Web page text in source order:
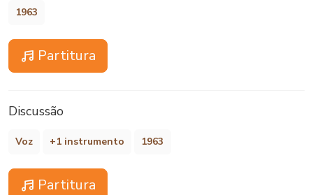
1963
Partitura
Discussão
Voz +1 instrumento 1963
Partitura